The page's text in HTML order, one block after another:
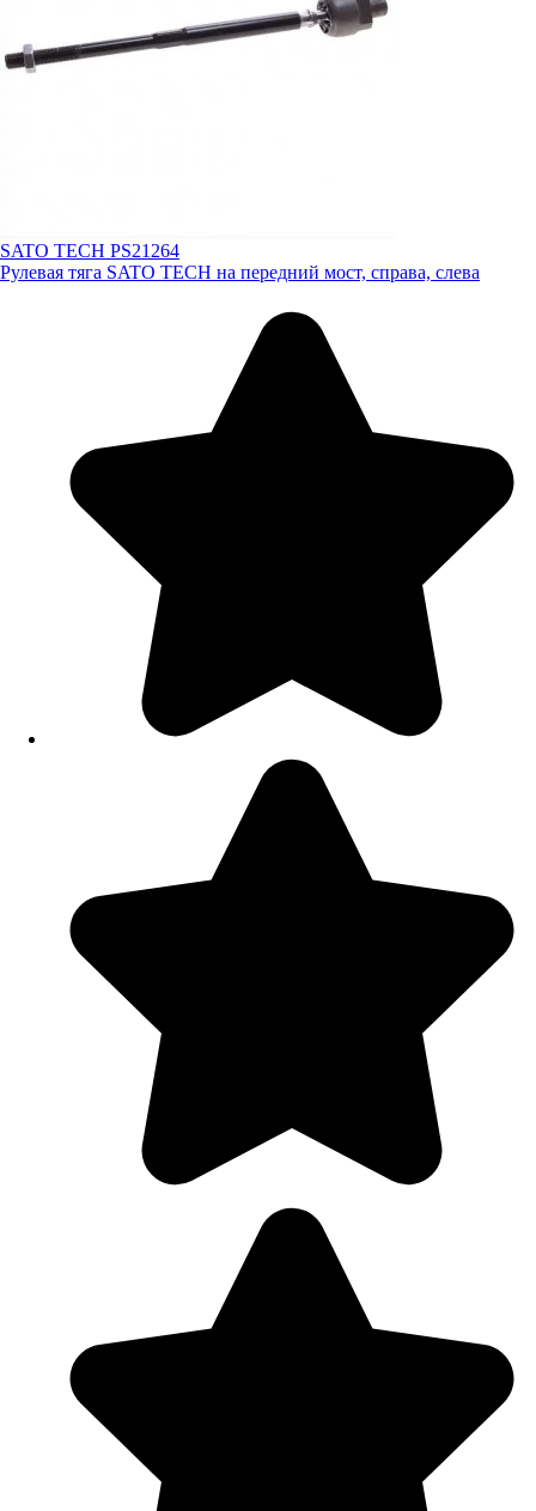
SATO TECH PS21264
Рулевая тяга SATO TECH на передний мост, справа, слева